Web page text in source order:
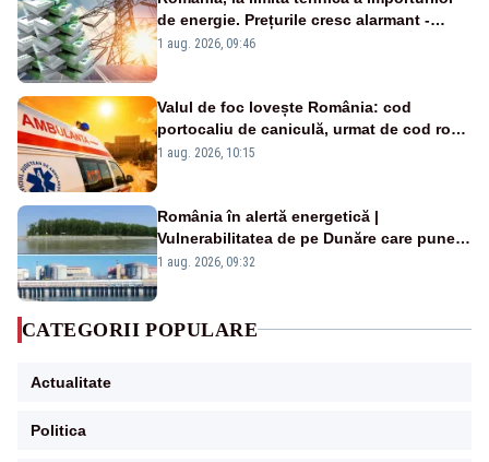
de energie. Prețurile cresc alarmant -
Analiză Realitatea Plus
1 aug. 2026, 09:46
Valul de foc lovește România: cod
portocaliu de caniculă, urmat de cod roșu
duminică. Temperaturile urcă spre 40°C
1 aug. 2026, 10:15
România în alertă energetică |
Vulnerabilitatea de pe Dunăre care pune
în pericol Centrala Cernavodă era
1 aug. 2026, 09:32
CATEGORII POPULARE
Actualitate
Politica